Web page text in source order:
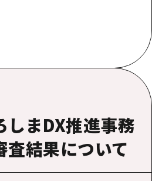
しまDX推進事務
査結果について